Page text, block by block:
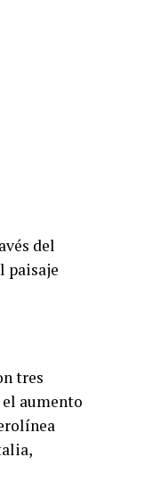
del
paisaje
tres
aumento